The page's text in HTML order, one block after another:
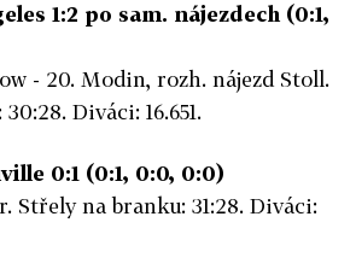
1:2 po sam. nájezdech (0:1,
- 20. Modin, rozh. nájezd Stoll.
Diváci: 16.651.
0:1 (0:1, 0:0, 0:0)
Střely na branku: 31:28. Diváci: